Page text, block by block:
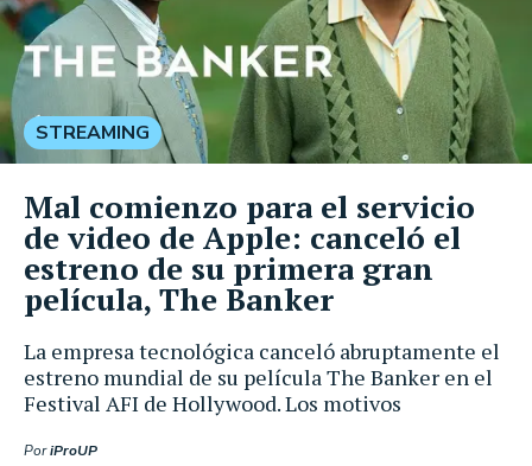
La empresa tecnológica canceló abruptamente el
estreno mundial de su película The Banker en el
Festival AFI de Hollywood. Los motivos
PoriProUP
STREAMING
Mal comienzo para el servicio
de video de Apple: canceló el
estreno de su primera gran
película, The Banker